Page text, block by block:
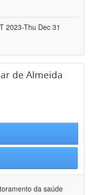
2023-Thu Dec 31
de Almeida
da saúde